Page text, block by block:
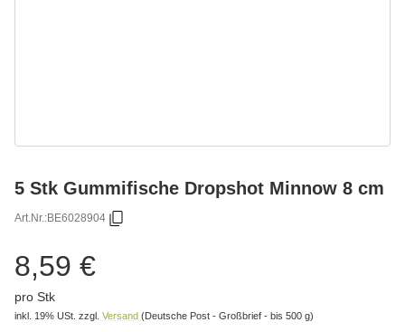
5 Stk Gummifische Dropshot Minnow 8 cm
Art.Nr.:BE6028904
8,59 €
pro Stk
inkl. 19% USt. zzgl. Versand (Deutsche Post - Großbrief - bis 500 g)